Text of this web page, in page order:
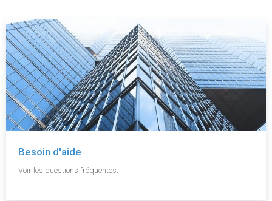
Besoin d'aide
Voir les questions fréquentes.